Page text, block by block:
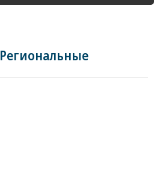
Региональные